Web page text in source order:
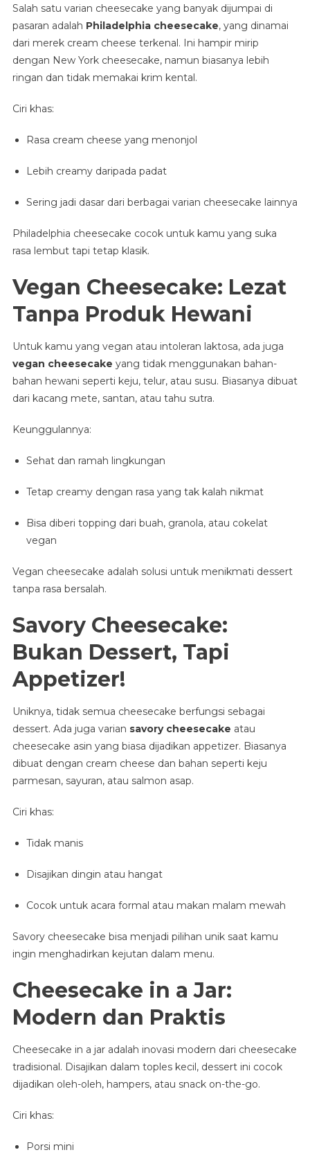
Salah satu varian cheesecake yang banyak dijumpai di
pasaran adalah Philadelphia cheesecake, yang dinamai
dari merek cream cheese terkenal. Ini hampir mirip
dengan New York cheesecake, namun biasanya lebih
ringan dan tidak memakai krim kental.
Ciri khas:
Rasa cream cheese yang menonjol
Lebih creamy daripada padat
Sering jadi dasar dari berbagai varian cheesecake lainnya
Philadelphia cheesecake cocok untuk kamu yang suka
rasa lembut tapi tetap klasik.
Vegan Cheesecake: Lezat
Tanpa Produk Hewani
Untuk kamu yang vegan atau intoleran laktosa, ada juga
vegan cheesecake yang tidak menggunakan bahan-
bahan hewani seperti keju, telur, atau susu. Biasanya dibuat
dari kacang mete, santan, atau tahu sutra.
Keunggulannya:
Sehat dan ramah lingkungan
Tetap creamy dengan rasa yang tak kalah nikmat
Bisa diberi topping dari buah, granola, atau cokelat
vegan
Vegan cheesecake adalah solusi untuk menikmati dessert
tanpa rasa bersalah.
Savory Cheesecake:
Bukan Dessert, Tapi
Appetizer!
Uniknya, tidak semua cheesecake berfungsi sebagai
dessert. Ada juga varian savory cheesecake atau
cheesecake asin yang biasa dijadikan appetizer. Biasanya
dibuat dengan cream cheese dan bahan seperti keju
parmesan, sayuran, atau salmon asap.
Ciri khas:
Tidak manis
Disajikan dingin atau hangat
Cocok untuk acara formal atau makan malam mewah
Savory cheesecake bisa menjadi pilihan unik saat kamu
ingin menghadirkan kejutan dalam menu.
Cheesecake in a Jar:
Modern dan Praktis
Cheesecake in a jar adalah inovasi modern dari cheesecake
tradisional. Disajikan dalam toples kecil, dessert ini cocok
dijadikan oleh-oleh, hampers, atau snack on-the-go.
Ciri khas:
Porsi mini